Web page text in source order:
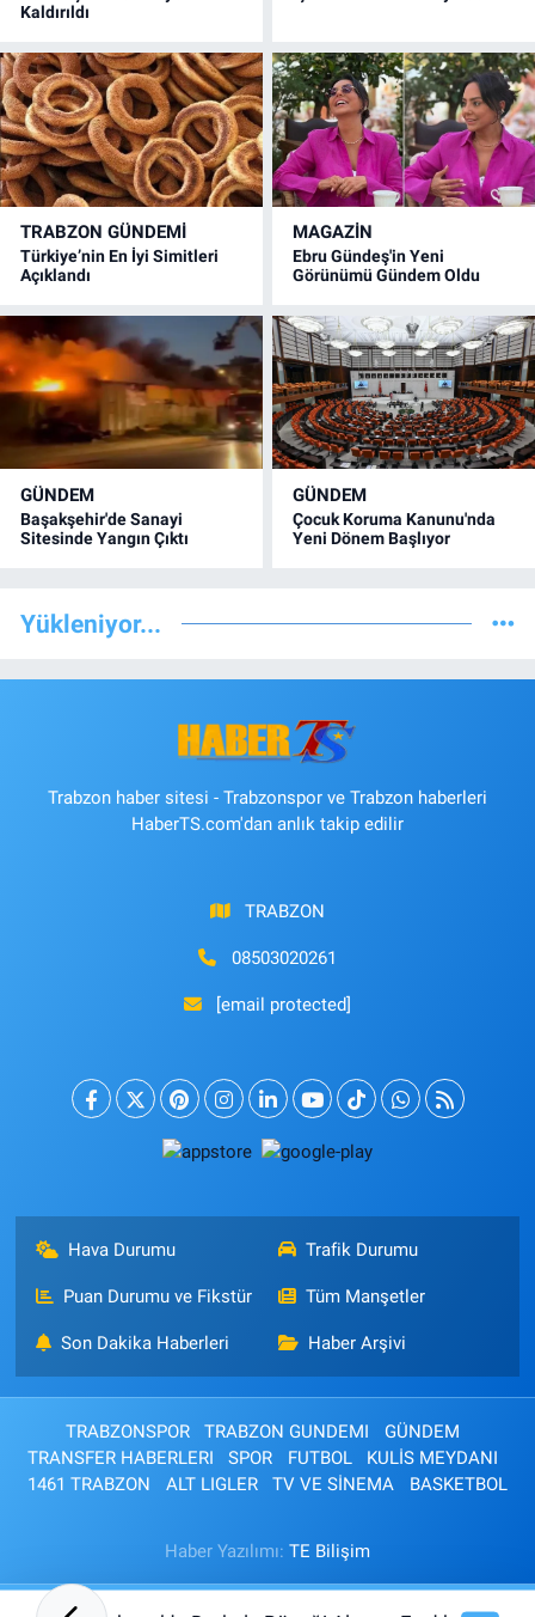
Kaldırıldı
TRABZON GÜNDEMİ
Türkiye’nin En İyi Simitleri
Açıklandı
MAGAZİN
Ebru Gündeş'in Yeni
Görünümü Gündem Oldu
GÜNDEM
Başakşehir'de Sanayi
Sitesinde Yangın Çıktı
GÜNDEM
Çocuk Koruma Kanunu'nda
Yeni Dönem Başlıyor
Yükleniyor...
Trabzon haber sitesi - Trabzonspor ve Trabzon haberleri
HaberTS.com'dan anlık takip edilir
TRABZON
08503020261
[email protected]
Hava Durumu Trafik Durumu
Puan Durumu ve Fikstür Tüm Manşetler
Son Dakika Haberleri Haber Arşivi
TRABZONSPOR TRABZON GUNDEMI
GÜNDEM
TRANSFER HABERLERI
SPOR FUTBOL
KULİS MEYDANI
1461 TRABZON
ALT LIGLER TV VE SİNEMA BASKETBOL
Haber Yazılımı: TE Bilişim